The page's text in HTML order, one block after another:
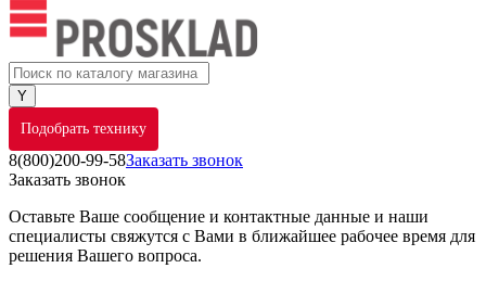
Подобрать технику
8(800)200-99-58Заказать звонок
Заказать звонок
Оставьте Ваше сообщение и контактные данные и наши
специалисты свяжутся с Вами в ближайшее рабочее время для
решения Вашего вопроса.